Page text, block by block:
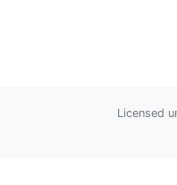
Licensed